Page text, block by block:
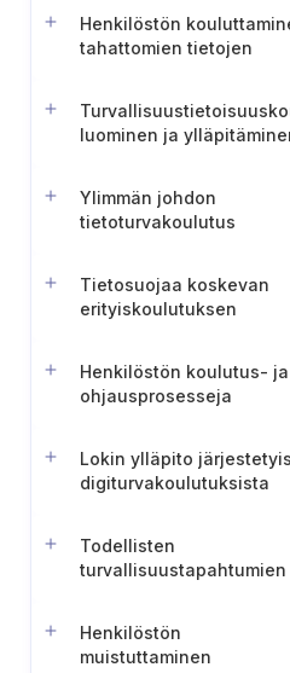
ilmoittamiseen.
Henkilöstön
tahattomien tietojen
luominen ja
Ylimmän johdon
tietoturvakoulutus
Tietosuojaa koskevan
erityiskoulutuksen
Henkilöstön koulutus- ja
ohjausprosesseja
varmistaminen
Lokin ylläpito
digiturvakoulutuksista
Todellisten
turvallisuustapahtumien
Henkilöstön
muistuttaminen